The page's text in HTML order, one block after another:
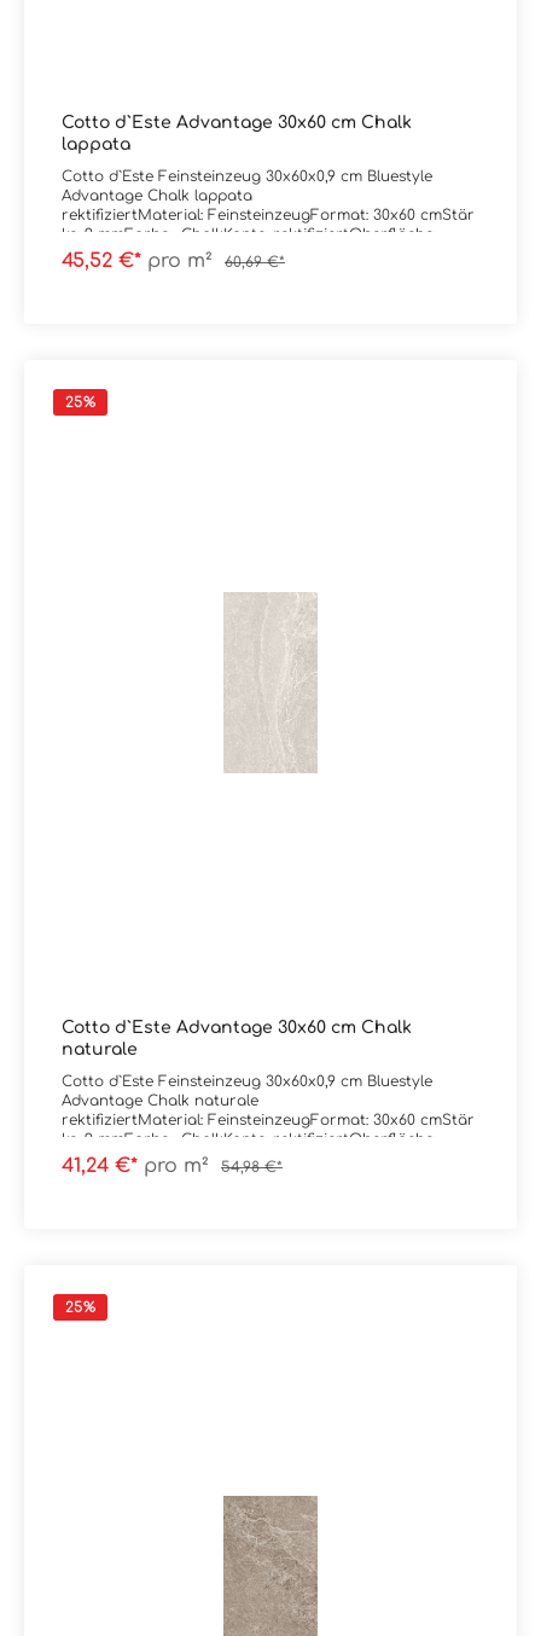
Cotto d`Este Advantage 30x60 cm Chalk
lappata
Cotto d`Este Feinsteinzeug 30x60x0,9 cm Bluestyle
Advantage Chalk lappata
rektifiziertMaterial: FeinsteinzeugFormat: 30x60 cmStär
ke: 9 mmFarbe: ChalkKante: rektifiziertOberfläche:
lappataTrittsicherheit: -- Verpackungsdaten:Paketinhalt:
1,62 m²Paletteninhalt: 51,84 m²
45,52 €* pro m² 60,69 €*
25%
Cotto d`Este Advantage 30x60 cm Chalk
naturale
Cotto d`Este Feinsteinzeug 30x60x0,9 cm Bluestyle
Advantage Chalk naturale
rektifiziertMaterial: FeinsteinzeugFormat: 30x60 cmStär
ke: 9 mmFarbe: ChalkKante: rektifiziertOberfläche:
naturaleTrittsicherheit: -- Verpackungsdaten:Paketinhalt:
1,62 m²Paletteninhalt: 51,84 m²
41,24 €* pro m² 54,98 €*
25%